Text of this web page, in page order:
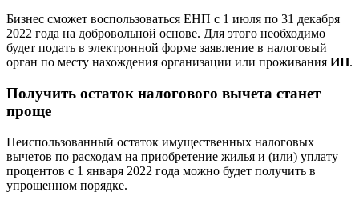
Бизнес сможет воспользоваться ЕНП с 1 июля по 31 декабря
2022 года на добровольной основе. Для этого необходимо
будет подать в электронной форме заявление в налоговый
орган по месту нахождения организации или проживания ИП.
Получить остаток налогового вычета станет
проще
Неиспользованный остаток имущественных налоговых
вычетов по расходам на приобретение жилья и (или) уплату
процентов с 1 января 2022 года можно будет получить в
упрощенном порядке.